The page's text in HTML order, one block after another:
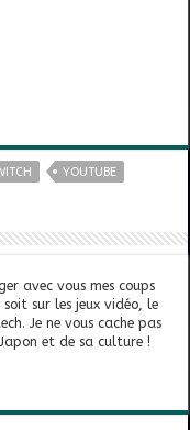
YOUTUBE
avec vous mes coups
sur les jeux vidéo, le
Je ne vous cache pas
et de sa culture !